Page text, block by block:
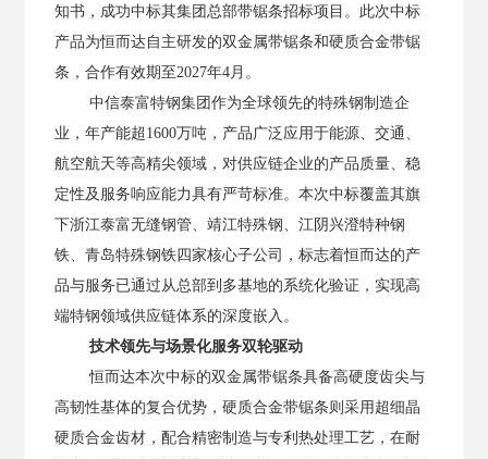
知书，成功中标其集团总部带锯条招标项目。此次中标
产品为恒而达自主研发的双金属带锯条和硬质合金带锯
条，合作有效期至2027年4月。
中信泰富特钢集团作为全球领先的特殊钢制造企
业，年产能超 1600万吨，产品广泛应用于能源、交通、
航空航天等高精尖领域，对供应链企业的产品质量、稳
定性及服务响应能力具有严苛标准。 本次中标覆盖其旗
下浙江泰富无缝钢管、靖江特殊钢、江阴兴澄特种钢
铁、青岛特殊钢铁四家核心子公司，标志着恒而达的产
品与服务已通过从总部到多基地的系统化验证，实现高
端特钢领域供应链体系的深度嵌入。
技术领先与场景化服务双轮驱动
恒而达本次中标的双金属带锯条具备高硬度齿尖与
高韧性基体的复合优势，硬质合金带锯条则采用超细晶
硬质合金齿材，配合精密制造与专利热处理工艺，在耐